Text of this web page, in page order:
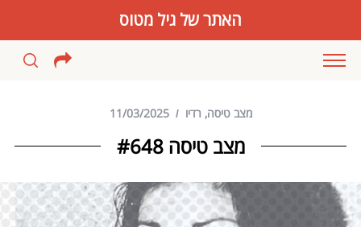
מצב טיסה, רדיו 11/03/2025
מצב טיסה #648
האתר של גיל מטוס